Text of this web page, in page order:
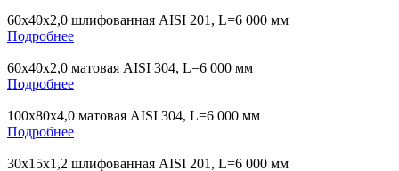
60х40х2,0 шлифованная AISI 201, L=6 000 мм
Подробнее
60х40х2,0 матовая AISI 304, L=6 000 мм
Подробнее
100х80х4,0 матовая AISI 304, L=6 000 мм
Подробнее
30х15х1,2 шлифованная AISI 201, L=6 000 мм